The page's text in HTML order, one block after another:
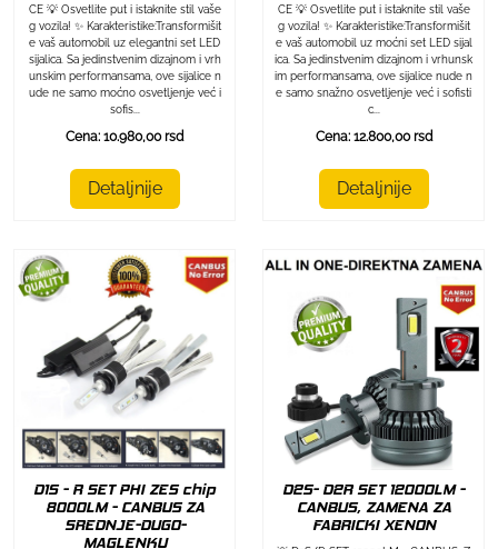
CE 💡 Osvetlite put i istaknite stil vaše
g vozila! ✨ Karakteristike:Transformišit
e vaš automobil uz elegantni set LED
sijalica. Sa jedinstvenim dizajnom i vrh
unskim performansama, ove sijalice n
ude ne samo moćno osvetljenje već i
sofis...
Cena: 10.980,00 rsd
Detaljnije
CE 💡 Osvetlite put i istaknite stil vaše
g vozila! ✨ Karakteristike:Transformišit
e vaš automobil uz moćni set LED sijal
ica. Sa jedinstvenim dizajnom i vrhunsk
im performansama, ove sijalice nude n
e samo snažno osvetljenje već i sofisti
c...
Cena: 12.800,00 rsd
Detaljnije
D1S - R SET PHI ZES chip
8000LM - CANBUS ZA
SREDNJE-DUGO-
MAGLENKU
D2S- D2R SET 12000LM -
CANBUS, ZAMENA ZA
FABRICKI XENON